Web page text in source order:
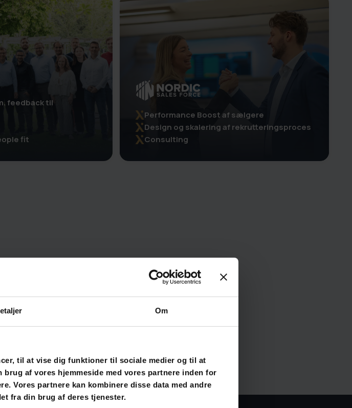
Om
til at vise dig funktioner til sociale medier og til at
af vores hjemmeside med vores partnere inden for
Vores partnere kan kombinere disse data med andre
fra din brug af deres tjenester.
feedback til
fit
Performance Boost af sælgere
Design og skalering af rekrutteringsproces
Consulting